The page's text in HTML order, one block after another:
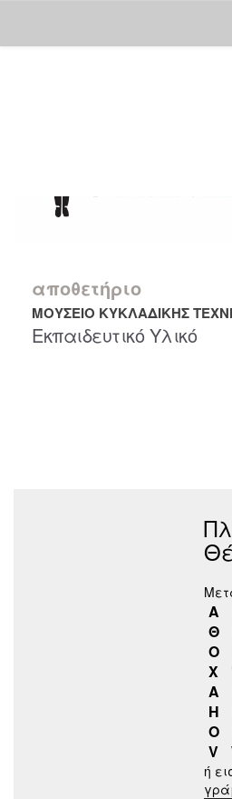
αποθετήριο
ΜΟΥΣΕΙΟ ΚΥΚΛΑΔΙΚΗΣ
Εκπαιδευτικό Υλικό
Α
Θ
Ο
Χ
A
H
O
V
ή